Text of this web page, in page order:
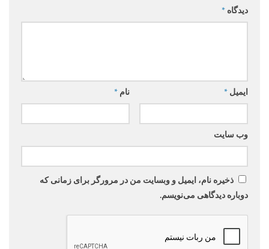
دیدگاه *
نام * ایمیل *
وب‌ سایت
ذخیره نام، ایمیل و وبسایت من در مرورگر برای زمانی که
دوباره دیدگاهی می‌نویسم.